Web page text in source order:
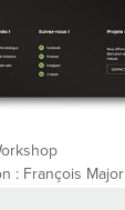
: François Major